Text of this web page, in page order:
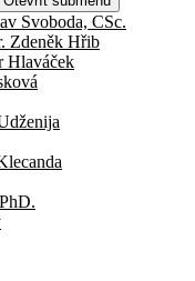
Svoboda, CSc.
Zdeněk Hřib
Hlaváček